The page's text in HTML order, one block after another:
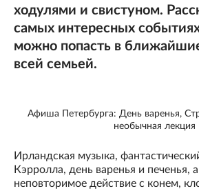
ходулями и свистуном.
самых интересных
можно попасть в
всей семьей.
Афиша Петербурга: День варенья,
необычная лекция
Ирландская музыка,
Кэрролла, день варенья и печенья,
неповторимое действие с конем,